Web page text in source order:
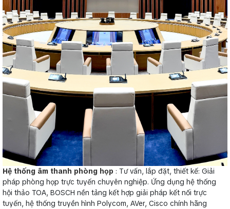
Hệ thống âm thanh phòng họp : Tư vấn, lắp đặt, thiết kế: Giải
pháp phòng họp trực tuyến chuyên nghiệp. Ứng dụng hệ thống
hội thảo TOA, BOSCH nền tảng kết hợp giải pháp kết nối trực
tuyến, hệ thống truyền hình Polycom, AVer, Cisco chính hãng